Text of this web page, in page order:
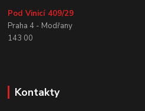
Pod Vinicí 409/29
Praha 4 - Modřany
143 00
Kontakty